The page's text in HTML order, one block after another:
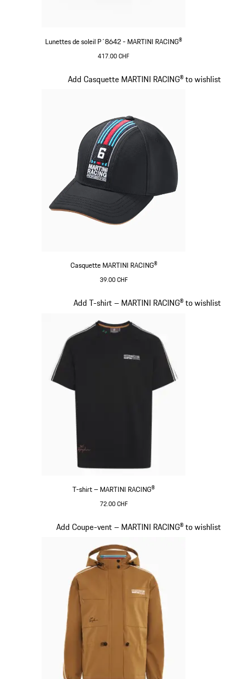
Lunettes de soleil P´8642 - MARTINI RACING®
417.00 CHF
Casquette MARTINI RACING®
39.00 CHF
Add Casquette MARTINI RACING® to wishlist
Diapositive 3 sur 20
T-shirt – MARTINI RACING®
72.00 CHF
Add T-shirt – MARTINI RACING® to wishlist
Add Coupe-vent – MARTINI RACING® to wishlist
Diapositive 5 sur 20